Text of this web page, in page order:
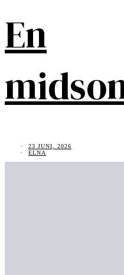
En
23 JUNI, 2026
ELNA